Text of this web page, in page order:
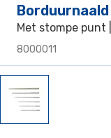
Borduurnaald
Met stompe punt
8000011